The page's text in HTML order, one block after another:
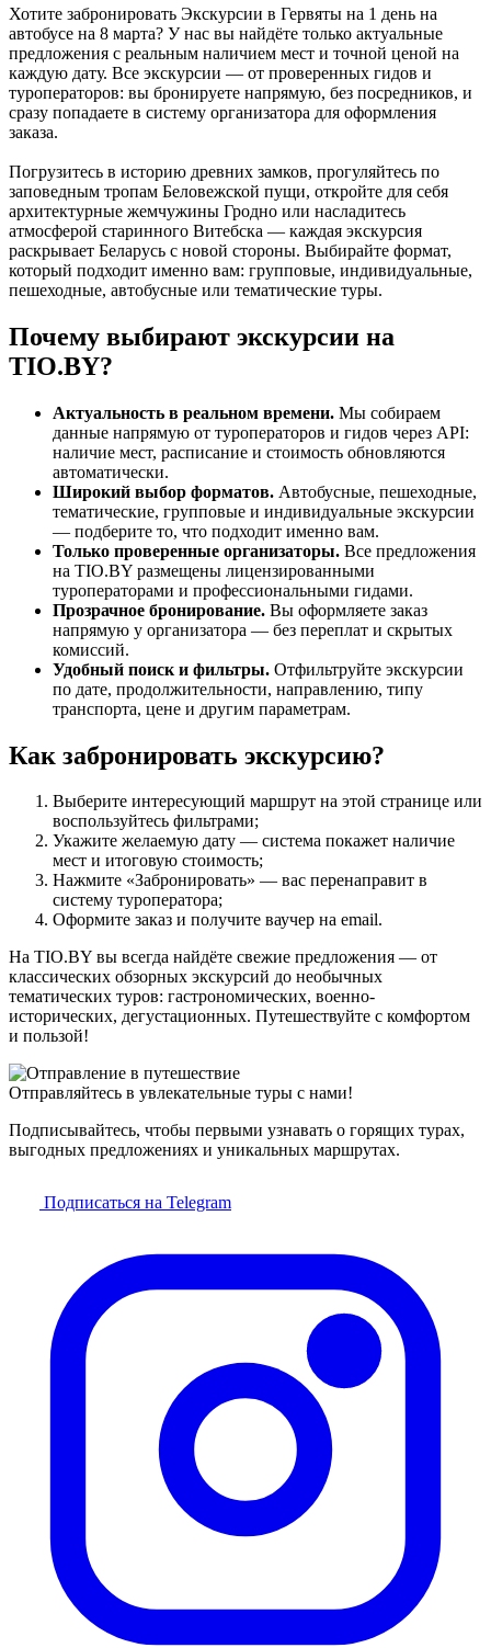
Хотите забронировать Экскурсии в Гервяты на 1 день на
автобусе на 8 марта? У нас вы найдёте только актуальные
предложения с реальным наличием мест и точной ценой на
каждую дату. Все экскурсии — от проверенных гидов и
туроператоров: вы бронируете напрямую, без посредников, и
сразу попадаете в систему организатора для оформления
заказа.
Погрузитесь в историю древних замков, прогуляйтесь по
заповедным тропам Беловежской пущи, откройте для себя
архитектурные жемчужины Гродно или насладитесь
атмосферой старинного Витебска — каждая экскурсия
раскрывает Беларусь с новой стороны. Выбирайте формат,
который подходит именно вам: групповые, индивидуальные,
пешеходные, автобусные или тематические туры.
Почему выбирают экскурсии на
TIO.BY?
Актуальность в реальном времени. Мы собираем
данные напрямую от туроператоров и гидов через API:
наличие мест, расписание и стоимость обновляются
автоматически.
Широкий выбор форматов. Автобусные, пешеходные,
тематические, групповые и индивидуальные экскурсии
— подберите то, что подходит именно вам.
Только проверенные организаторы. Все предложения
на TIO.BY размещены лицензированными
туроператорами и профессиональными гидами.
Прозрачное бронирование. Вы оформляете заказ
напрямую у организатора — без переплат и скрытых
комиссий.
Удобный поиск и фильтры. Отфильтруйте экскурсии
по дате, продолжительности, направлению, типу
транспорта, цене и другим параметрам.
Как забронировать экскурсию?
Выберите интересующий маршрут на этой странице или
воспользуйтесь фильтрами;
Укажите желаемую дату — система покажет наличие
мест и итоговую стоимость;
Нажмите «Забронировать» — вас перенаправит в
систему туроператора;
Оформите заказ и получите ваучер на email.
На TIO.BY вы всегда найдёте свежие предложения — от
классических обзорных экскурсий до необычных
тематических туров: гастрономических, военно-
исторических, дегустационных. Путешествуйте с комфортом
и пользой!
Отправляйтесь в увлекательные туры с нами!
Подписывайтесь, чтобы первыми узнавать о горящих турах,
выгодных предложениях и уникальных маршрутах.
Подписаться на Telegram